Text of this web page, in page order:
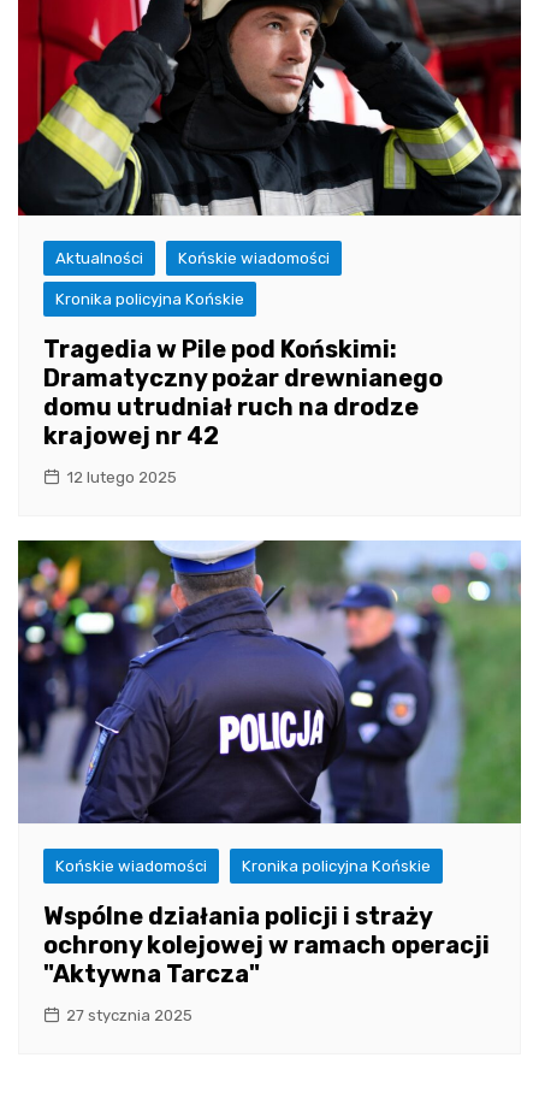
Aktualności Końskie wiadomości
Kronika policyjna Końskie
Tragedia w Pile pod Końskimi:
Dramatyczny pożar drewnianego
domu utrudniał ruch na drodze
krajowej nr 42
12 lutego 2025
Końskie wiadomości Kronika policyjna Końskie
Wspólne działania policji i straży
ochrony kolejowej w ramach operacji
"Aktywna Tarcza"
27 stycznia 2025